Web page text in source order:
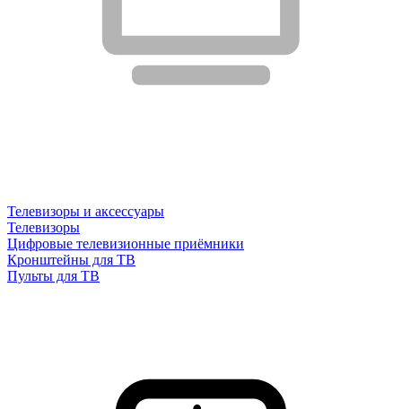
Телевизоры и аксессуары
Телевизоры
Цифровые телевизионные приёмники
Кронштейны для ТВ
Пульты для ТВ